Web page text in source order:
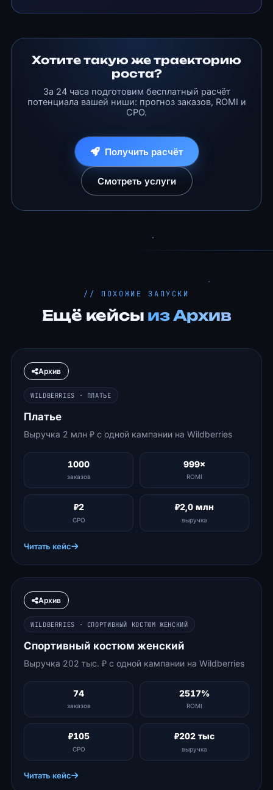
Хотите такую же траекторию
роста?
За 24 часа подготовим бесплатный расчёт
потенциала вашей ниши: прогноз заказов, ROMI и
CPO.
Получить расчёт
Смотреть услуги
// ПОХОЖИЕ ЗАПУСКИ
Ещё кейсы из Архив
Архив
WILDBERRIES · ПЛАТЬЕ
Платье
Выручка 2 млн ₽ с одной кампании на Wildberries
1000
заказов
999×
ROMI
₽2
CPO
₽2,0 млн
выручка
Читать кейс
Архив
WILDBERRIES · СПОРТИВНЫЙ КОСТЮМ ЖЕНСКИЙ
Спортивный костюм женский
Выручка 202 тыс. ₽ с одной кампании на Wildberries
74
заказов
2517%
ROMI
₽105
CPO
₽202 тыс
выручка
Читать кейс